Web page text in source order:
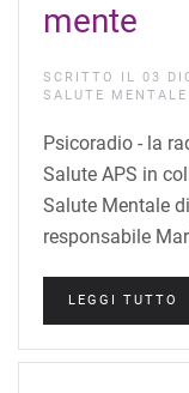
mente
SCRITTO IL 03
SALUTE MENTALE
Psicoradio - la
Salute APS in
Salute Mentale
responsabile
LEGGI TUTTO